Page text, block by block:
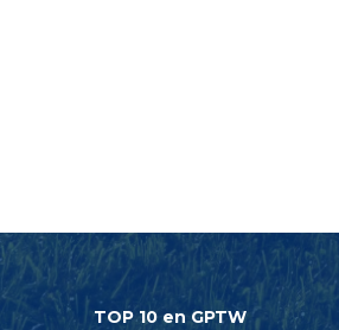
TOP 10 en GPTW